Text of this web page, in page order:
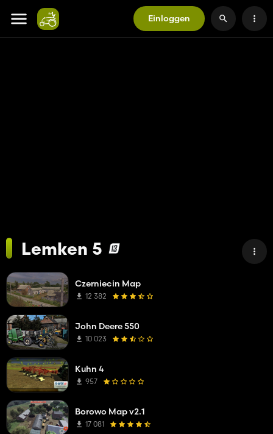
Einloggen
Lemken 5
Czerniecin Map
12 382
John Deere 550
10 023
Kuhn 4
957
Borowo Map v2.1
17 081